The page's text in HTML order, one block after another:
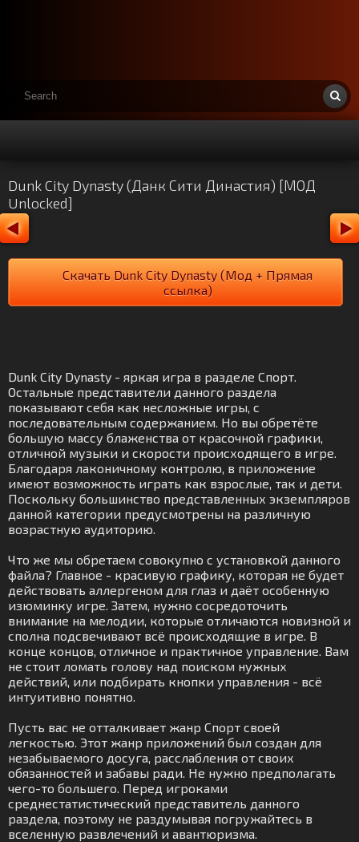
Dunk City Dynasty (Данк Сити Династия) [МОД
Unlocked]
Скачать Dunk City Dynasty (Мод + Прямая
ссылка)
Dunk City Dynasty - яркая игра в разделе Спорт.
Остальные представители данного раздела
показывают себя как несложные игры, с
последовательным содержанием. Но вы обретёте
большую массу блаженства от красочной графики,
отличной музыки и скорости происходящего в игре.
Благодаря лаконичному контролю, в приложение
имеют возможность играть как взрослые, так и дети.
Поскольку большинство представленных экземпляров
данной категории предусмотрены на различную
возрастную аудиторию.
Что же мы обретаем совокупно с установкой данного
файла? Главное - красивую графику, которая не будет
действовать аллергеном для глаз и даёт особенную
изюминку игре. Затем, нужно сосредоточить
внимание на мелодии, которые отличаются новизной и
сполна подсвечивают всё происходящие в игре. В
конце концов, отличное и практичное управление. Вам
не стоит ломать голову над поиском нужных
действий, или подбирать кнопки управления - всё
интуитивно понятно.
Пусть вас не отталкивает жанр Спорт своей
легкостью. Этот жанр приложений был создан для
незабываемого досуга, расслабления от своих
обязанностей и забавы ради. Не нужно предполагать
чего-то большего. Перед игроками
среднестатистический представитель данного
раздела, поэтому не раздумывая погружайтесь в
вселенную развлечений и авантюризма.